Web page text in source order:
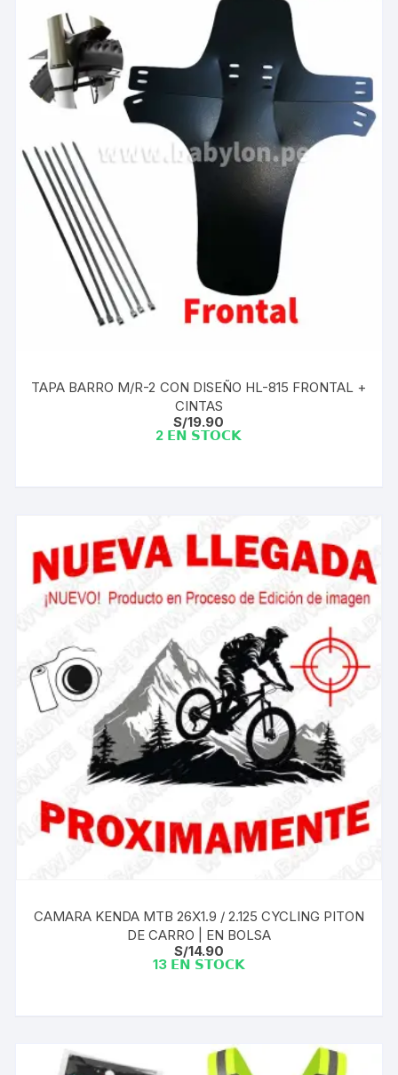
TAPA BARRO M/R-2 CON DISEÑO HL-815 FRONTAL +
CINTAS
S/19.90
2 𝗘𝗡 𝗦𝗧𝗢𝗖𝗞
CAMARA KENDA MTB 26X1.9 / 2.125 CYCLING PITON
DE CARRO | EN BOLSA
S/14.90
13 𝗘𝗡 𝗦𝗧𝗢𝗖𝗞